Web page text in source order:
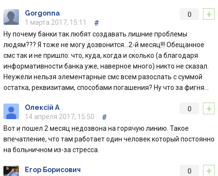
+
0
Gorgonna
1 марта 2017, 15:11
#
Ну почему банки так любят создавать лишние проблемы
людям??? Я тоже не могу дозвонится...2-й месяц!!! Обещанное
смс так и не пришло: что, куда, когда и сколько (а благодаря
информативности банка уже, наверное много) никто не сказал.
Неужели нельзя элементарные смс всем разослать с суммой
остатка, реквизитами, способами погашения? Ну что за фигня…
+
0
Олексій А
14 апреля 2017, 15:50
#
Вот и пошел 2 месяц недозвона на горячую линию. Такое
впечатление, что там работает один человек который постоянно
на больничном из-за стресса.
+
0
Егор Борисович